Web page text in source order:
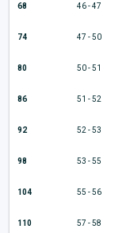
68 46 - 47
74 47 - 50
80 50 - 51
86 51 - 52
92 52 - 53
98 53 - 55
104 55 - 56
110 57 - 58